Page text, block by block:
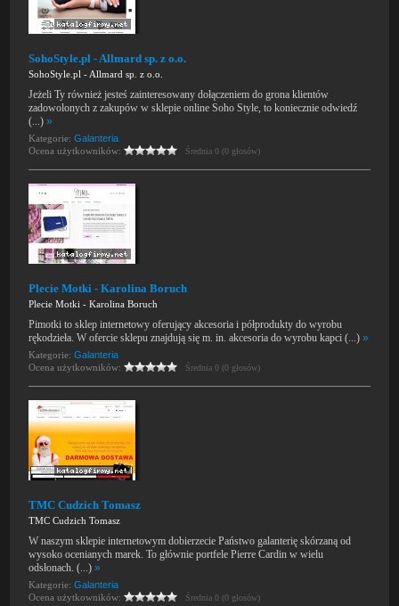
SohoStyle.pl - Allmard sp. z o.o.
SohoStyle.pl - Allmard sp. z o.o.
Jeżeli Ty również jesteś zainteresowany dołączeniem do grona klientów
zadowolonych z zakupów w sklepie online Soho Style, to koniecznie odwiedź
(...)»
Kategorie:Galanteria
Ocena użytkowników:
Średnia 0 (0 głosów)
Plecie Motki - Karolina Boruch
Plecie Motki - Karolina Boruch
Pimotki to sklep internetowy oferujący akcesoria i półprodukty do wyrobu
rękodzieła. W ofercie sklepu znajdują się m. in. akcesoria do wyrobu kapci (...)»
Kategorie:Galanteria
Ocena użytkowników:
Średnia 0 (0 głosów)
TMC Cudzich Tomasz
TMC Cudzich Tomasz
W naszym sklepie internetowym dobierzecie Państwo galanterię skórzaną od
wysoko ocenianych marek. To głównie portfele Pierre Cardin w wielu
odsłonach. (...)»
Kategorie:Galanteria
Ocena użytkowników:
Średnia 0 (0 głosów)